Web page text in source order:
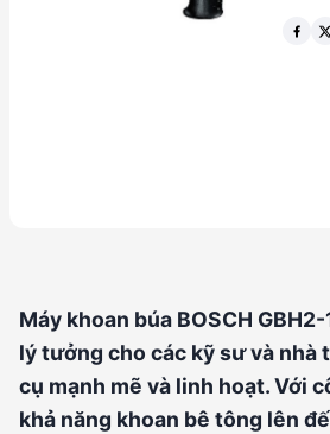
Máy khoan búa BOSCH
lý tưởng cho các kỹ sư và nhà
cụ mạnh mẽ và linh hoạt. Với
khả năng khoan bê tông lên